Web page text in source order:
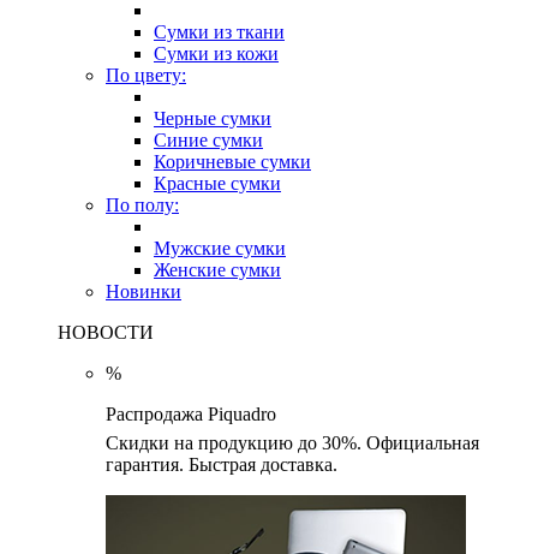
Сумки из ткани
Сумки из кожи
По цвету:
Черные сумки
Синие сумки
Коричневые сумки
Красные сумки
По полу:
Мужские сумки
Женские сумки
Новинки
НОВОСТИ
%
Распродажа Piquadro
Скидки на продукцию до 30%. Официальная
гарантия. Быстрая доставка.